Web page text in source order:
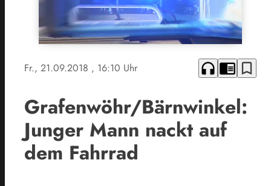
Fr., 21.09.2018 , 16:10 Uhr headphones chrome_reader_mode bookmark_border
Grafenwöhr/Bärnwinkel:
Junger Mann nackt auf
dem Fahrrad